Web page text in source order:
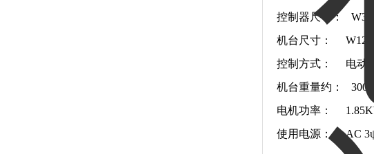
控制器尺寸：
机台尺寸：
控制方式： 电动
机台重量约：
电机功率：
使用电源： AC 3ψ